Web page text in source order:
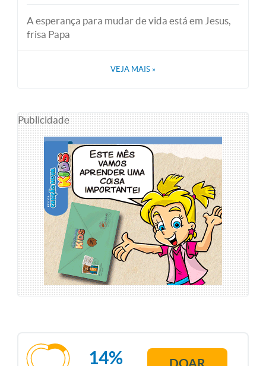
A esperança para mudar de vida está em Jesus,
frisa Papa
VEJA MAIS »
Publicidade
14% DOAR